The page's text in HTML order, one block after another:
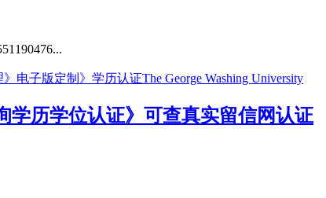
学历学位认证》可查真实留信网认证